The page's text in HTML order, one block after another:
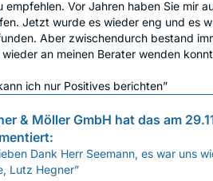
empfehlen. Vor Jahren haben Sie mir
Jetzt wurde es wieder eng und es
Aber zwischendurch bestand
an meinen Berater wenden
ich nur Positives berichten”
& Möller GmbH hat das am
Dank Herr Seemann, es war uns
Lutz Hegner”